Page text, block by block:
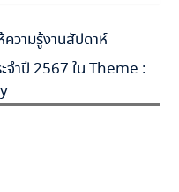
ความรู้งานสัปดาห์
จำปี 2567 ใน Theme :